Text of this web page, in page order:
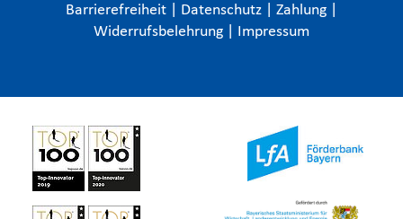
Barrierefreiheit
Datenschutz Zahlung
Widerrufsbelehrung
Impressum